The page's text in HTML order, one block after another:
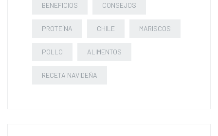
BENEFICIOS CONSEJOS
PROTEÍNA CHILE MARISCOS
POLLO ALIMENTOS
RECETA NAVIDEÑA